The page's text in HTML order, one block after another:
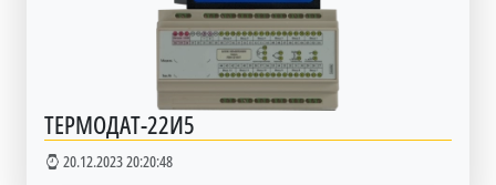
ТЕРМОДАТ-22И5
20.12.2023 20:20:48